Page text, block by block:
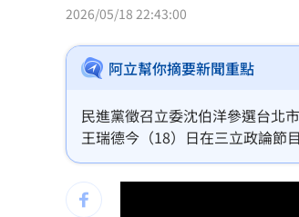
前進深藍鐵票區！沈伯洋
《東!帶我走》卡司曝光
瑪丹娜背後推手 69歲大
2026/05/18 22:43:00
阿立幫你摘要新聞重點
民進黨徵召立委沈伯洋參選台北
王瑞德今（18）日在三立政論節
有理地回答。